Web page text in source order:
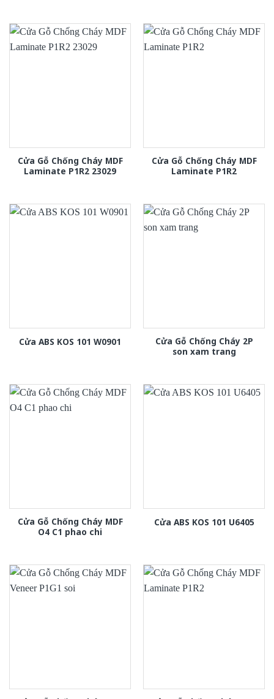
Cửa Gỗ Chống Cháy MDF
Laminate P1R2 23029
Cửa Gỗ Chống Cháy MDF
Laminate P1R2
Cửa ABS KOS 101 W0901
Cửa Gỗ Chống Cháy 2P
son xam trang
Cửa Gỗ Chống Cháy MDF
O4 C1 phao chi
Cửa ABS KOS 101 U6405